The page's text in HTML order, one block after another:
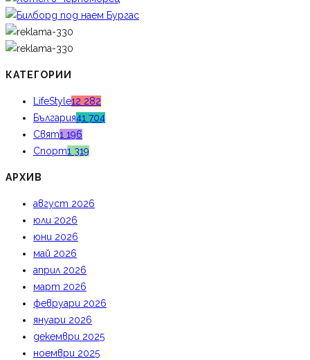
КАТЕГОРИИ
LifeStyle12 282
България41 704
Свят1 196
Спорт1 319
АРХИВ
август 2026
юли 2026
юни 2026
май 2026
април 2026
март 2026
февруари 2026
януари 2026
декември 2025
ноември 2025